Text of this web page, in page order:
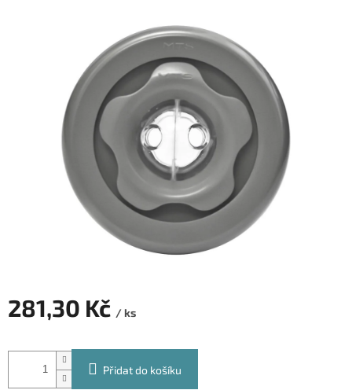
281,30 Kč / ks
cena:
Přidat do košíku